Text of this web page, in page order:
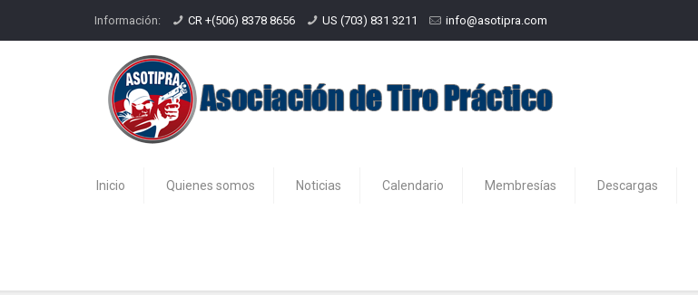
Información: CR +(506) 8378 8656 US (703) 831 3211 info@asotipra.com
Inicio Quienes somos Noticias Calendario Membresías Descargas